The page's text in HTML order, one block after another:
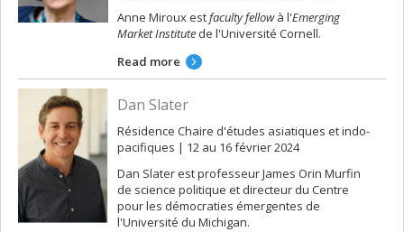
Anne Miroux estfaculty fellowà l'Emerging
Market Institute de l'Université Cornell.
Read more
Dan Slater
Résidence Chaire d'études asiatiques et indo-
pacifiques | 12 au 16 février 2024
Dan Slater est professeur James Orin Murfin
de science politique et directeur du Centre
pour les démocraties émergentes de
l'Université du Michigan.